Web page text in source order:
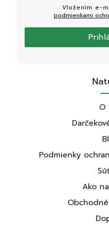
podmienkami
O
Podmienky
Ako